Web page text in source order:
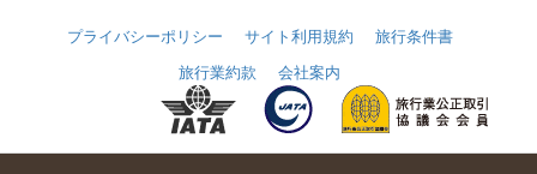
プライバシーポリシー サイト利用規約
旅行条件書
旅行業約款
会社案内